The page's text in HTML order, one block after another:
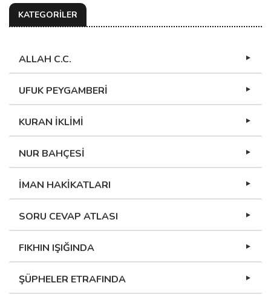
KATEGORİLER
ALLAH C.C.
UFUK PEYGAMBERİ
KURAN İKLİMİ
NUR BAHÇESİ
İMAN HAKİKATLARI
SORU CEVAP ATLASI
FIKHIN IŞIĞINDA
ŞÜPHELER ETRAFINDA